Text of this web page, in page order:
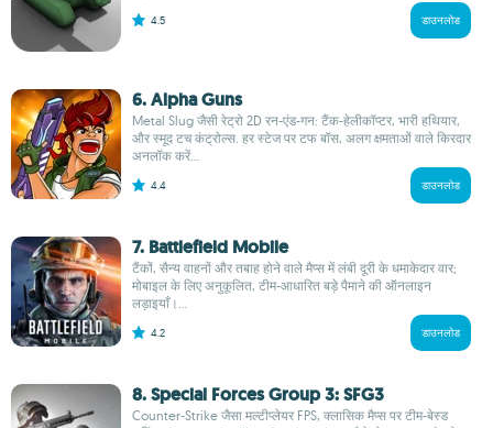
4.5 डाउनलोड
6. Alpha Guns
Metal Slug जैसी रेट्रो 2D रन-एंड-गन: टैंक-हेलीकॉप्टर, भारी हथियार,
और स्मूद टच कंट्रोल्स. हर स्टेज पर टफ बॉस, अलग क्षमताओं वाले किरदार
अनलॉक करें...
4.4 डाउनलोड
7. Battlefield Mobile
टैंकों, सैन्य वाहनों और तबाह होने वाले मैप्स में लंबी दूरी के धमाकेदार वार;
मोबाइल के लिए अनुकूलित, टीम-आधारित बड़े पैमाने की ऑनलाइन
लड़ाइयाँ।...
4.2 डाउनलोड
8. Special Forces Group 3: SFG3
Counter-Strike जैसा मल्टीप्लेयर FPS, क्लासिक मैप्स पर टीम-बेस्ड